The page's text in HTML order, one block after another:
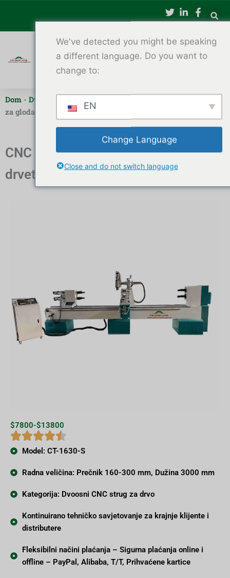
sadržaj
Dom - Dvoosni CNC tokarski stroj za drvo
za glodanje drveta za drvene zanate
CNC tokarski stroj za glodanje
drveta za drvene zanate
$7800-$13800
Model: CT-1630-S
Radna veličina: Prečnik 160-300 mm, Dužina 3000 mm
Kategorija: Dvoosni CNC strug za drvo
Kontinuirano tehničko savjetovanje za krajnje klijente i
distributere
Fleksibilni načini plaćanja – Sigurna plaćanja online i
offline – PayPal, Alibaba, T/T, Prihvaćene kartice
We've detected you might be speaking
a different language. Do you want to
change to:
EN
Change Language
Close and do not switch language